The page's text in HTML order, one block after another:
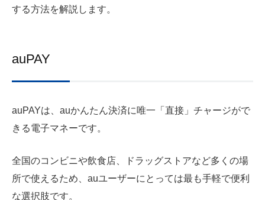
する方法を解説します。
auPAY
auPAYは、auかんたん決済に唯一「直接」チャージがで
きる電子マネーです。
全国のコンビニや飲食店、ドラッグストアなど多くの場
所で使えるため、auユーザーにとっては最も手軽で便利
な選択肢です。